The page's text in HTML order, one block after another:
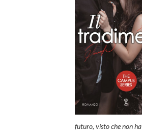
futuro, visto che non